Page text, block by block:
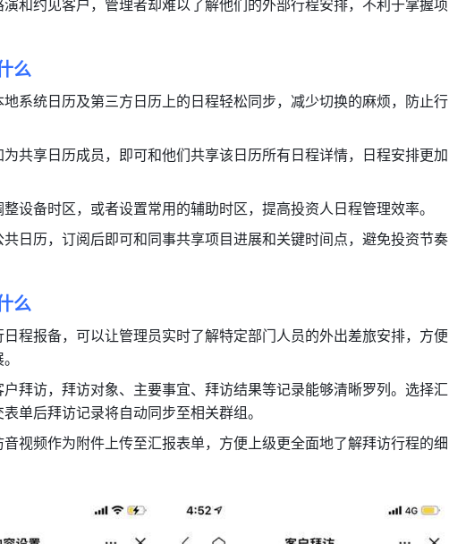
和约见客户，管理者却难以了解他们的外部行程安排，不利于掌握项
么
系统日历及第三方日历上的日程轻松同步，减少切换的麻烦，防止行
共享日历成员，即可和他们共享该日历所有日程详情，日程安排更加
设备时区，或者设置常用的辅助时区，提高投资人日程管理效率。
日历，订阅后即可和同事共享项目进展和关键时间点，避免投资节奏
么
程报备，可以让管理员实时了解特定部门人员的外出差旅安排，方便
拜访，拜访对象、主要事宜、拜访结果等记录能够清晰罗列。选择汇
单后拜访记录将自动同步至相关群组。
视频作为附件上传至汇报表单，方便上级更全面地了解拜访行程的细